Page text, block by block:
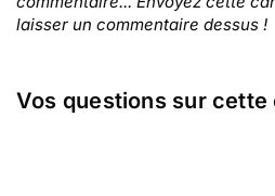
laisser un commentaire dessus !
Vos questions sur cette